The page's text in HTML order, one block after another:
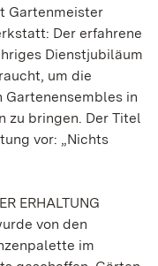
Gartenmeister
Der erfahrene
Dienstjubiläum
um die
in
zu bringen. Der Titel
vor: „Nichts
ERHALTUNG
von den
im